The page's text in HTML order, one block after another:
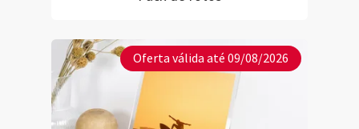
Oferta válida até 09/08/2026